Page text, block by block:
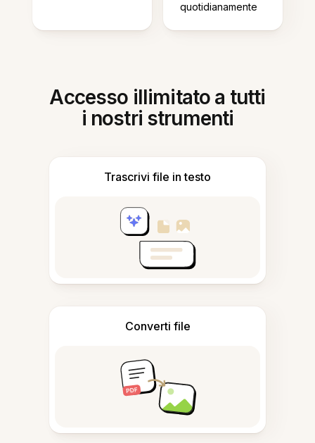
quotidianamente
Accesso illimitato a tutti
i nostri strumenti
Trascrivi file in testo
Converti file